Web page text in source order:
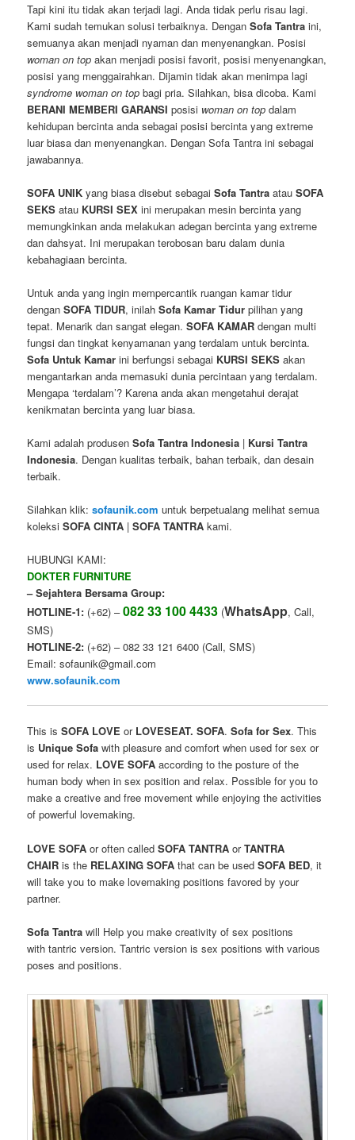
Tapi kini itu tidak akan terjadi lagi. Anda tidak perlu risau lagi.
Kami sudah temukan solusi terbaiknya. DenganSofa Tantra ini,
semuanya akan menjadi nyaman dan menyenangkan. Posisi
woman on top akan menjadi posisi favorit, posisi menyenangkan,
posisi yang menggairahkan. Dijamin tidak akan menimpa lagi
syndrome woman on top bagi pria. Silahkan, bisa dicoba. Kami
BERANI MEMBERI GARANSI posisi woman on top dalam
kehidupan bercinta anda sebagai posisi bercinta yang extreme
luar biasa dan menyenangkan. Dengan Sofa Tantra ini sebagai
jawabannya.
SOFA UNIK yang biasa disebut sebagaiSofa Tantra atauSOFA
SEKS atau KURSI SEX ini merupakan mesin bercinta yang
memungkinkan anda melakukan adegan bercinta yang extreme
dan dahsyat. Ini merupakan terobosan baru dalam dunia
kebahagiaan bercinta.
Untuk anda yang ingin mempercantik ruangan kamar tidur
denganSOFA TIDUR, inilahSofa Kamar Tidur pilihan yang
tepat. Menarik dan sangat elegan.SOFA KAMAR dengan multi
fungsi dan tingkat kenyamanan yang terdalam untuk bercinta.
Sofa Untuk Kamar ini berfungsi sebagai KURSI SEKS akan
mengantarkan anda memasuki dunia percintaan yang terdalam.
Mengapa ‘terdalam’? Karena anda akan mengetahui derajat
kenikmatan bercinta yang luar biasa.
Kami adalah produsenSofa Tantra Indonesia | Kursi Tantra
Indonesia. Dengan kualitas terbaik, bahan terbaik, dan desain
terbaik.
Silahkan klik:sofaunik.com untuk berpetualang melihat semua
koleksiSOFA CINTA |SOFA TANTRA kami.
HUBUNGI KAMI:
DOKTER FURNITURE
– Sejahtera Bersama Group:
HOTLINE-1: (+62) –082 33 100 4433 (WhatsApp, Call,
SMS)
HOTLINE-2: (+62) – 082 33 121 6400 (Call, SMS)
Email: sofaunik@gmail.com
www.sofaunik.com
This isSOFA LOVE or LOVESEAT. SOFA.Sofa for Sex. This
is Unique Sofa with pleasure and comfort when used for sex or
used forrelax. LOVE SOFA according to the posture of the
human body when in sex position and relax. Possible for you to
make a creative and free movement while enjoying the activities
of powerful lovemaking.
LOVE SOFA or often called SOFA TANTRA orTANTRA
CHAIR is the RELAXING SOFA that can be used SOFA BED, it
will take you to make lovemaking positions favored by your
partner.
Sofa Tantra will Help you make creativity of sex positions
with tantric version. Tantric version issex positions with various
poses and positions.